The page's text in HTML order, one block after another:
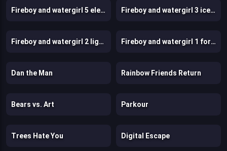
Fireboy and watergirl 5 elements Fireboy and watergirl 3 ice temple
Fireboy and watergirl 2 light temple Fireboy and watergirl 1 forest temple
Dan the Man Rainbow Friends Return
Bears vs. Art Parkour
Trees Hate You Digital Escape